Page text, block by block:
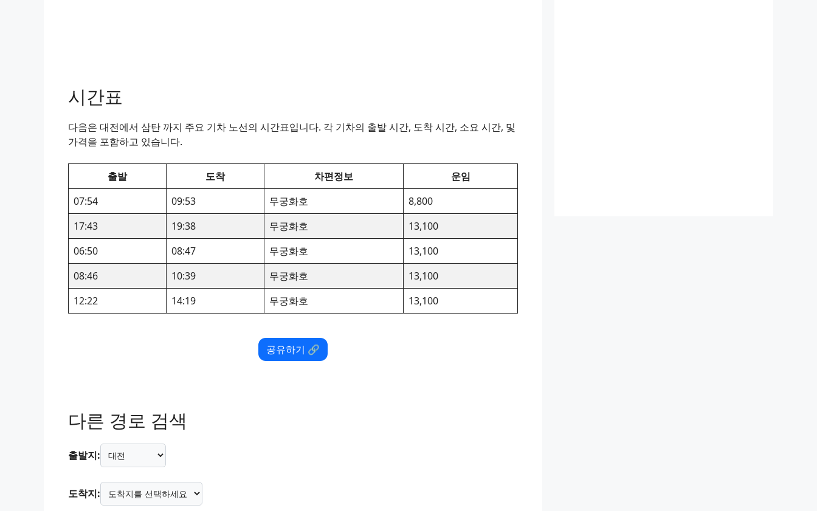
시간표
다음은 대전에서 삼탄 까지 주요 기차 노선의 시간표입니다. 각 기차의 출발 시간, 도착 시간, 소요 시간, 및
가격을 포함하고 있습니다.
출발 도착 차편정보
운임
07:54
09:53 무궁화호
8,800
17:43
19:38 무궁화호
13,100
06:50
08:47 무궁화호
13,100
08:46
10:39 무궁화호
13,100
12:22
14:19 무궁화호 13,100
공유하기 🔗
다른 경로 검색
출발지:
도착지: